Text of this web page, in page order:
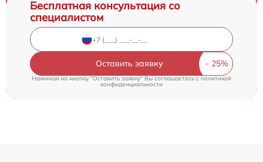
Бесплатная консультация со
специалистом
Оставить заявку
Нажимая на кнопку "Оставить заявку" Вы соглашаетесь c политикой
конфиденциальности